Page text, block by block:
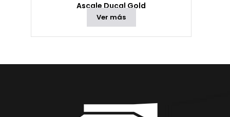
Ascale Ducal Gold
Ver más